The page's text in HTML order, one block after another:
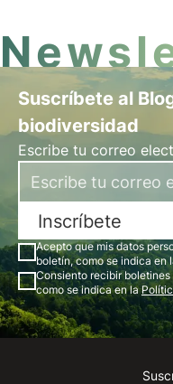
Suscríbete al
biodiversidad
Escribe tu correo
Inscríbete
Acepto que mis datos
boletín, como se indica en
Consiento recibir
como se indica en la